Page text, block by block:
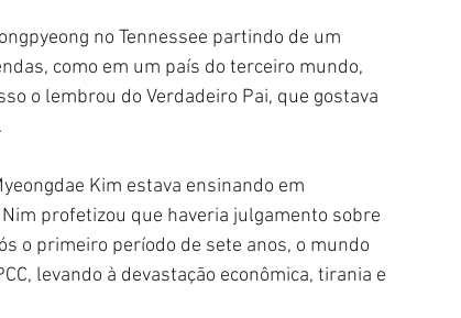
no Tennessee partindo de um
como em um país do terceiro mundo,
o lembrou do Verdadeiro Pai, que gostava
Kim estava ensinando em
profetizou que haveria julgamento sobre
o primeiro período de sete anos, o mundo
levando à devastação econômica, tirania e